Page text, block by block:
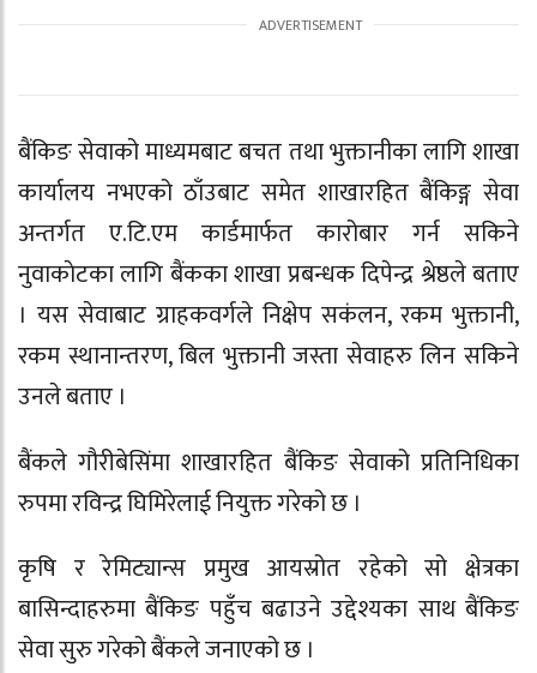
बैंकिङ सेवाको माध्यमबाट बचत तथा भुक्तानीका लागि शाखा
कार्यालय नभएको ठाँउबाट समेत शाखारहित बैंकिङ्ग सेवा
अन्तर्गत ए.टि.एम कार्डमार्फत कारोबार गर्न सकिने
नुवाकाेटका लागि बैंकका शाखा प्रबन्धक दिपेन्द्र श्रेष्ठले बताए
। यस सेवाबाट ग्राहकवर्गले निक्षेप सकंलन, रकम भुक्तानी,
रकम स्थानान्तरण, बिल भुक्तानी जस्ता सेवाहरु लिन सकिने
उनले बताए ।
बैंकले गौरीबेसिंमा शाखारहित बैंकिङ सेवाको प्रतिनिधिका
रुपमा रविन्द्र घिमिरेलाई नियुक्त गरेको छ ।
कृषि र रेमिट्यान्स प्रमुख आयस्रोत रहेको सो क्षेत्रका
बासिन्दाहरुमा बैंकिङ पहुँच बढाउने उद्देश्यका साथ बैंकिङ
सेवा सुरु गरेको बैंकले जनाएको छ ।